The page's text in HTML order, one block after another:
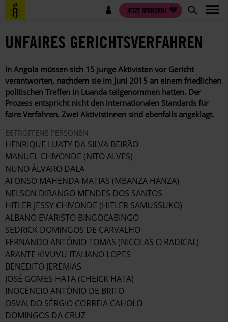
Direkt
zum
Benutzermenü JETZT SPENDEN!
UNFAIRES GERICHTSVERFAHREN
In Angola müssen sich 15 junge Aktivisten vor Gericht
verantworten, nachdem sie im Juni 2015 an einem friedlichen
politischen Treffen in Luanda teilgenommen hatten. Der
Prozess entspricht nicht den internationalen Standards für
faire Verfahren. Zwei Aktivistinnen sind ebenfalls angeklagt.
BETROFFENE PERSONEN
HENRIQUE LUATY DA SILVA BEIRÃO
MANUEL CHIVONDE (NITO ALVES)
NUNO ÁLVARO DALA
AFONSO MAHENDA MATIAS (MBANZA HANZA)
NELSON DIBANGO MENDES DOS SANTOS
HITLER JESSY CHIVONDE (HITLER SAMUSSUKO)
ALBANO EVARISTO BINGOCABINGO
SEDRICK DOMINGOS DE CARVALHO
FERNANDO ANTÓNIO TOMÁS (NICOLAS O RADICAL)
ARANTE KIVUVU ITALIANO LOPES
BENEDITO JEREMIAS
JOSÉ GOMES HATA (CHEICK HATA)
INOCÊNCIO ANTÔNIO DE BRITO
OSVALDO SÉRGIO CORREIA CAHOLO
DOMINGOS DA CRUZ